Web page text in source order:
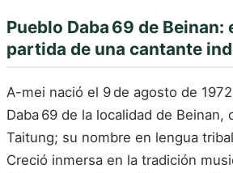
Pueblo Daba 69 de Beinan:
partida de una cantante
A-mei nació el 9 de agosto de
Daba 69 de la localidad de Beinan,
Taitung; su nombre en lengua
Creció inmersa en la tradición